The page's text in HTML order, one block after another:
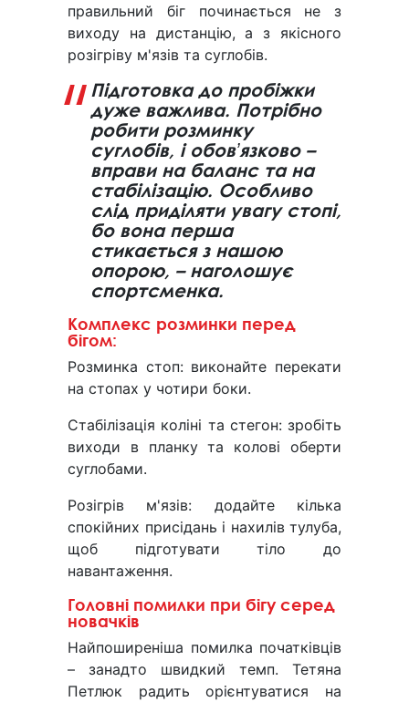
правильний біг починається не з
виходу на дистанцію, а з якісного
розігріву м'язів та суглобів.
Підготовка до пробіжки
дуже важлива. Потрібно
робити розминку
суглобів, і обовʼязково –
вправи на баланс та на
стабілізацію. Особливо
слід приділяти увагу стопі,
бо вона перша
стикається з нашою
опорою, – наголошує
спортсменка.
Комплекс розминки перед
бігом:
Розминка стоп: виконайте перекати
на стопах у чотири боки.
Стабілізація коліні та стегон: зробіть
виходи в планку та колові оберти
суглобами.
Розігрів м'язів: додайте кілька
спокійних присідань і нахилів тулуба,
щоб підготувати тіло до
навантаження.
Головні помилки при бігу серед
новачків
Найпоширеніша помилка початківців
– занадто швидкий темп. Тетяна
Петлюк радить орієнтуватися на